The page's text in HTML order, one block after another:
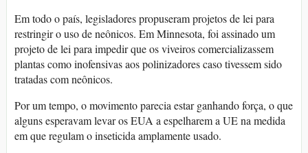
Em todo o país, legisladores propuseram projetos de lei para
restringir o uso de neônicos. Em Minnesota, foi assinado um
projeto de lei para impedir que os viveiros comercializassem
plantas como inofensivas aos polinizadores caso tivessem sido
tratadas com neônicos.
Por um tempo, o movimento parecia estar ganhando força, o que
alguns esperavam levar os EUA a espelharem a UE na medida
em que regulam o inseticida amplamente usado.